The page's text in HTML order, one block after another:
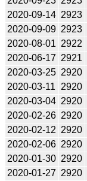
2020-09-14 2923
2020-09-09 2923
2020-08-01 2922
2020-06-17 2921
2020-03-25 2920
2020-03-11
2920
2020-03-04 2920
2020-02-26 2920
2020-02-12 2920
2020-02-06 2920
2020-01-30 2920
2020-01-27 2920